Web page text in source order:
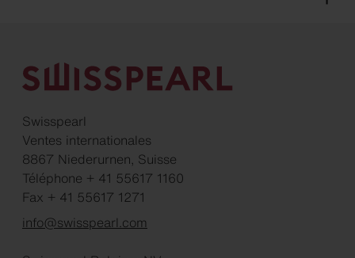
Swisspearl
Ventes internationales
8867 Niederurnen, Suisse
Téléphone + 41 55617 1160
Fax + 41 55617 1271
info@swisspearl.com